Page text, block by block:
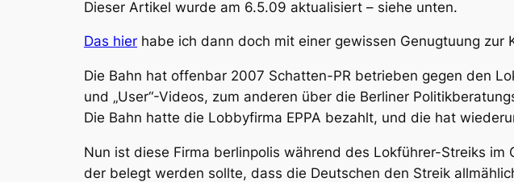
Dieser Artikel wurde am 6.5.09 aktualisiert – siehe unten.
Das hier habe ich dann doch mit einer gewissen Genugtuung zur
Die Bahn hat offenbar 2007 Schatten-PR betrieben gegen den
und „User“-Videos, zum anderen über die Berliner
Die Bahn hatte die Lobbyfirma EPPA bezahlt, und die hat
Nun ist diese Firma berlinpolis während des Lokführer-Streiks
der belegt werden sollte, dass die Deutschen den Streik